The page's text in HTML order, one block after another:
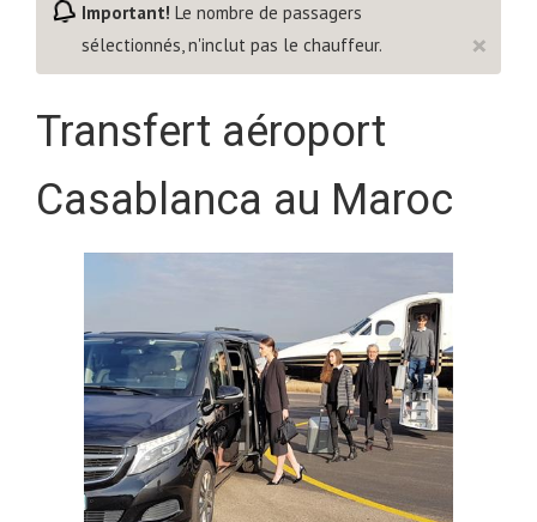
Important! Le nombre de passagers
sélectionnés, n'inclut pas le chauffeur.
×
Transfert aéroport
Casablanca au Maroc